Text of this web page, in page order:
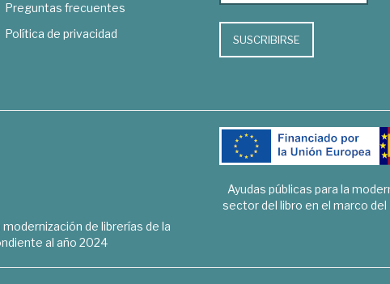
Preguntas frecuentes
Política de privacidad
SUSCRIBIRSE
de librerías de la
al año 2024
Ayudas públicas para la
sector del libro en el marco del